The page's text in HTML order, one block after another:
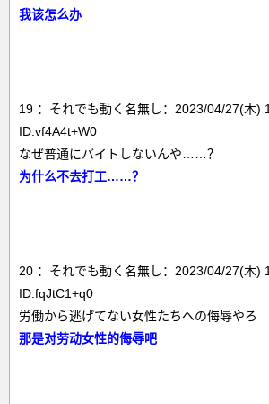
我该怎么办
19 ：それでも動く名無し：2023/04/27(木)
ID:vf4A4t+W0
なぜ普通にバイトしないんや……？
为什么不去打工……？
20 ：それでも動く名無し：2023/04/27(木)
ID:fqJtC1+q0
労働から逃げてない女性たちへの侮辱やろ
那是对劳动女性的侮辱吧